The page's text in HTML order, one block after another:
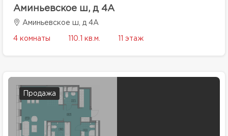
Аминьевское ш, д 4А
Аминьевское ш, д 4А
4 комнаты 110.1 кв.м. 11 этаж
Продажа